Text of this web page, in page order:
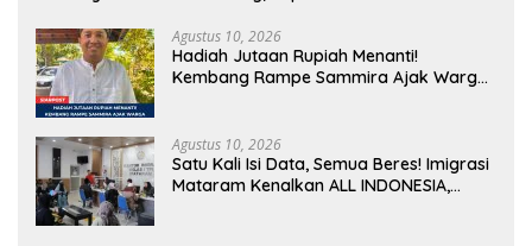
Agustus 10, 2026
Hadiah Jutaan Rupiah Menanti!
Kembang Rampe Sammira Ajak Warga
Agustus 10, 2026
Satu Kali Isi Data, Semua Beres! Imigrasi
Mataram Kenalkan ALL INDONESIA,